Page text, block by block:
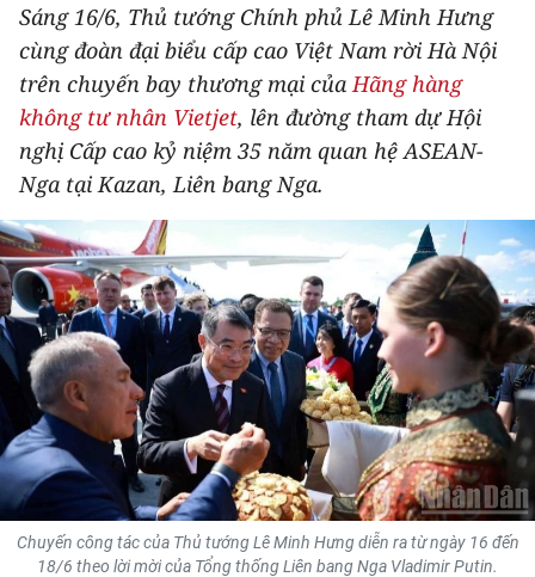
PHÁP LUẬT
DU LỊCH
THẾ GIỚI
THỂ THAO
GIÁO DỤC
Y TẾ
KHOA HỌC - CÔNG NGHỆ
MÔI TRƯỜNG
BẠN ĐỌC
KIỂM CHỨNG THÔNG TIN
Sáng 16/6, Thủ tướng Chính phủ Lê Minh Hưng
cùng đoàn đại biểu cấp cao Việt Nam rời Hà Nội
trên chuyến bay thương mại củaHãng hàng
không tư nhân Vietjet, lên đường tham dự Hội
nghị Cấp cao kỷ niệm 35 năm quan hệ ASEAN-
Nga tại Kazan, Liên bang Nga.
Chuyến công tác của Thủ tướng Lê Minh Hưng diễn ra từ ngày 16 đến
18/6 theo lời mời của Tổng thống Liên bang Nga Vladimir Putin.